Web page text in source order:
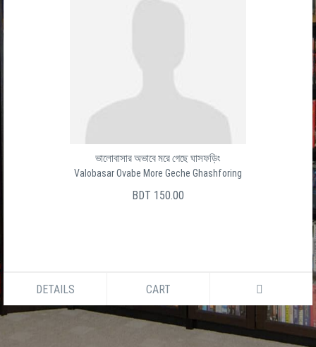
ভালোবাসার অভাবে মরে গেছে ঘাসফড়িং
Valobasar Ovabe More Geche Ghashforing
BDT 150.00
DETAILS CART